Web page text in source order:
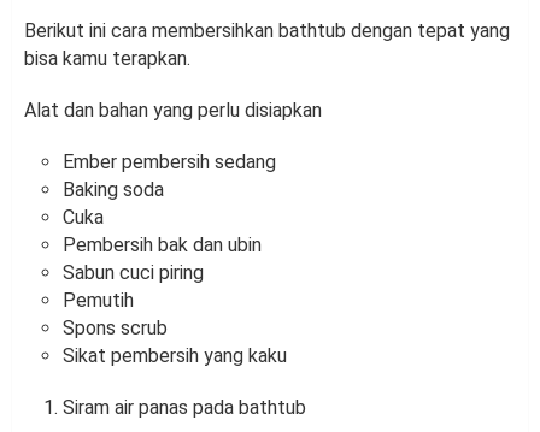
Berikut ini cara membersihkan bathtub dengan tepat yang
bisa kamu terapkan.
Alat dan bahan yang perlu disiapkan
Ember pembersih sedang
Baking soda
Cuka
Pembersih bak dan ubin
Sabun cuci piring
Pemutih
Spons scrub
Sikat pembersih yang kaku
Siram air panas pada bathtub